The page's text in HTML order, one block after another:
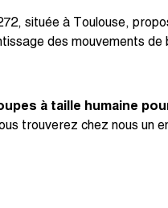
située à Toulouse,
des mouvements
à taille humaine
trouverez chez nous un